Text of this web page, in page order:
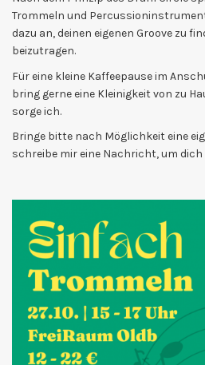
Trommeln und
dazu an, deinen eigenen Groove zu
beizutragen.
Für eine kleine Kaffeepause im
bring gerne eine Kleinigkeit von zu
sorge ich.
Bringe bitte nach Möglichkeit eine
schreibe mir eine Nachricht, um dich